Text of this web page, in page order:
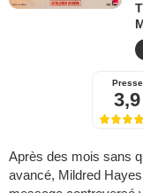
Presse
3,9
Après des mois sans
avancé, Mildred